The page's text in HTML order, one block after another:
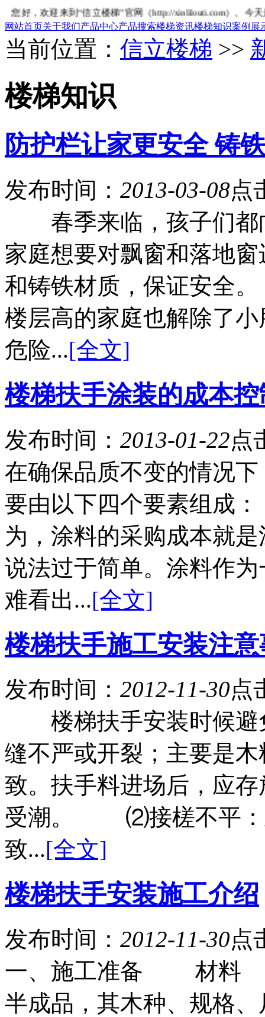
好，欢迎来到“信立楼梯”官网（http://xinlilouti.com）。今天是
网站首页关于我们产品中心产品搜索楼梯资讯楼梯知识案例展
当前位置： 信立楼梯 >>
楼梯知识
防护栏让家更安全 铸
发布时间： 2013-03-08点
春季来临，孩子们都
家庭想要对飘窗和落地
和铸铁材质，保证安
楼层高的家庭也解除了
危险...[全文]
楼梯扶手涂装的成本
发布时间： 2013-01-22点
在确保品质不变的情况
要由以下四个要素组
为，涂料的采购成本就
说法过于简单。涂料作
难看出...[全文]
楼梯扶手施工安装注
发布时间： 2012-11-30点
楼梯扶手安装时候
缝不严或开裂；主要是
致。扶手料进场后，应
受潮。 ⑵接槎不平：
致...[全文]
楼梯扶手安装施工介绍
发布时间： 2012-11-30点
一、施工准备 材料
半成品，其木种、规格